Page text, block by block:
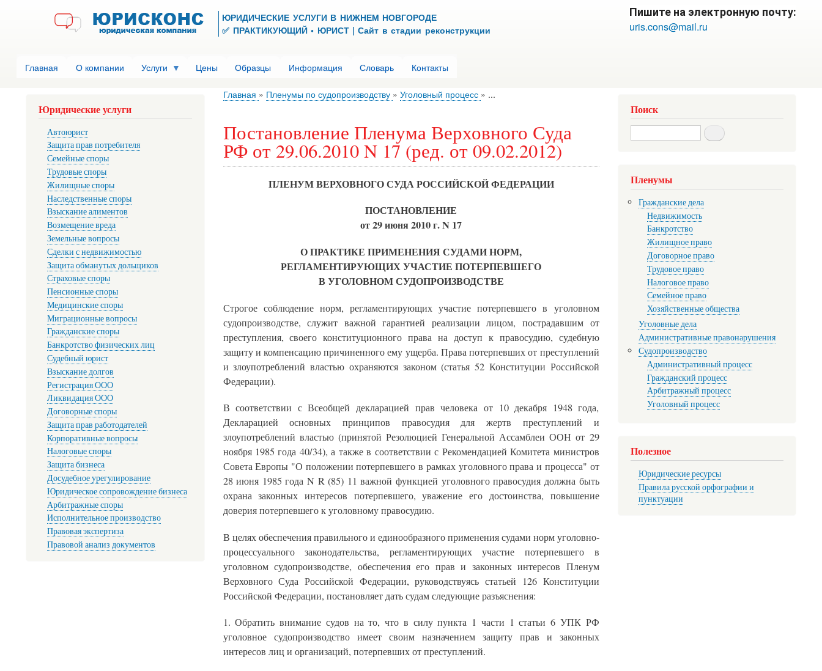
к
основному
ЮРИДИЧЕСКИЕ УСЛУГИ В НИЖНЕМ НОВГОРОДЕ
✅ ПРАКТИКУЮЩИЙ • ЮРИСТ | Сайт в стадии реконструкции
Пишите на электронную почту:
uris.cons@mail.ru
Главная О компании Услуги Цены Образцы Информация Словарь Контакты
Главная Пленумы по судопроизводству Уголовный процесс ...
Постановление Пленума Верховного Суда
РФ от 29.06.2010 N 17 (ред. от 09.02.2012)
ПЛЕНУМ ВЕРХОВНОГО СУДА РОССИЙСКОЙ ФЕДЕРАЦИИ
ПОСТАНОВЛЕНИЕ
от 29 июня 2010 г. N 17
О ПРАКТИКЕ ПРИМЕНЕНИЯ СУДАМИ НОРМ,
РЕГЛАМЕНТИРУЮЩИХ УЧАСТИЕ ПОТЕРПЕВШЕГО
В УГОЛОВНОМ СУДОПРОИЗВОДСТВЕ
Строгое соблюдение норм, регламентирующих участие потерпевшего в уголовном
судопроизводстве, служит важной гарантией реализации лицом, пострадавшим от
преступления, своего конституционного права на доступ к правосудию, судебную
защиту и компенсацию причиненного ему ущерба. Права потерпевших от преступлений
и злоупотреблений властью охраняются законом (статья 52 Конституции Российской
Федерации).
В соответствии с Всеобщей декларацией прав человека от 10 декабря 1948 года,
Декларацией основных принципов правосудия для жертв преступлений и
злоупотреблений властью (принятой Резолюцией Генеральной Ассамблеи ООН от 29
ноября 1985 года 40/34), а также в соответствии с Рекомендацией Комитета министров
Совета Европы "О положении потерпевшего в рамках уголовного права и процесса" от
28 июня 1985 года N R (85) 11 важной функцией уголовного правосудия должна быть
охрана законных интересов потерпевшего, уважение его достоинства, повышение
доверия потерпевшего к уголовному правосудию.
В целях обеспечения правильного и единообразного применения судами норм уголовно-
процессуального законодательства, регламентирующих участие потерпевшего в
уголовном судопроизводстве, обеспечения его прав и законных интересов Пленум
Верховного Суда Российской Федерации, руководствуясь статьей 126 Конституции
Российской Федерации, постановляет дать судам следующие разъяснения:
1. Обратить внимание судов на то, что в силу пункта 1 части 1 статьи 6 УПК РФ
уголовное судопроизводство имеет своим назначением защиту прав и законных
интересов лиц и организаций, потерпевших от преступлений.
Юридические услуги
Автоюрист
Защита прав потребителя
Семейные споры
Трудовые споры
Жилищные споры
Наследственные споры
Взыскание алиментов
Возмещение вреда
Земельные вопросы
Сделки с недвижимостью
Защита обманутых дольщиков
Страховые споры
Пенсионные споры
Медицинские споры
Миграционные вопросы
Гражданские споры
Банкротство физических лиц
Судебный юрист
Взыскание долгов
Регистрация ООО
Ликвидация ООО
Договорные споры
Защита прав работодателей
Корпоративные вопросы
Налоговые споры
Защита бизнеса
Досудебное урегулирование
Юридическое сопровождение бизнеса
Арбитражные споры
Исполнительное производство
Правовая экспертиза
Правовой анализ документов
Поиск
Search
Пленумы
Гражданские дела
Недвижимость
Банкротство
Жилищное право
Договорное право
Трудовое право
Налоговое право
Семейное право
Хозяйственные общества
Уголовные дела
Административные правонарушения
Судопроизводство
Административный процесс
Гражданский процесс
Арбитражный процесс
Уголовный процесс
Полезное
Юридические ресурсы
Правила русской орфографии и
пунктуации